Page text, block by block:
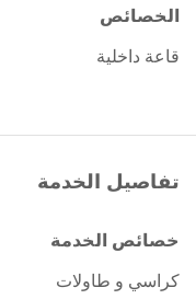
الخصائص
قاعة داخلية
تفاصيل الخدمة
خصائص الخدمة
كراسي و طاولات